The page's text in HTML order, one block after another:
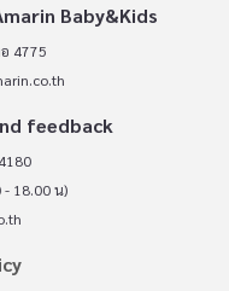
Baby&Kids
4775
feedback
- 18.00 น)